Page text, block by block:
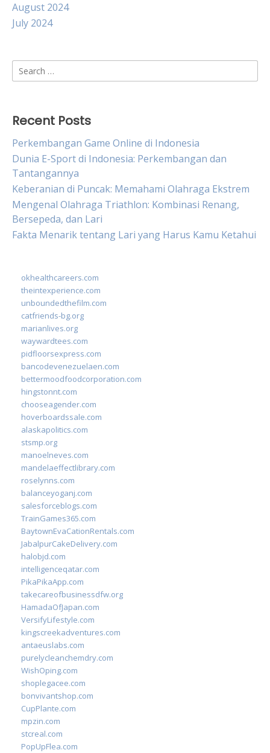
August 2024
July 2024
Search
for:
Recent Posts
Perkembangan Game Online di Indonesia
Dunia E-Sport di Indonesia: Perkembangan dan
Tantangannya
Keberanian di Puncak: Memahami Olahraga Ekstrem
Mengenal Olahraga Triathlon: Kombinasi Renang,
Bersepeda, dan Lari
Fakta Menarik tentang Lari yang Harus Kamu Ketahui
okhealthcareers.com
theintexperience.com
unboundedthefilm.com
catfriends-bg.org
marianlives.org
waywardtees.com
pidfloorsexpress.com
bancodevenezuelaen.com
bettermoodfoodcorporation.com
hingstonnt.com
chooseagender.com
hoverboardssale.com
alaskapolitics.com
stsmp.org
manoelneves.com
mandelaeffectlibrary.com
roselynns.com
balanceyoganj.com
salesforceblogs.com
TrainGames365.com
BaytownEvaCationRentals.com
JabalpurCakeDelivery.com
halobjd.com
intelligenceqatar.com
PikaPikaApp.com
takecareofbusinessdfw.org
HamadaOfJapan.com
VersifyLifestyle.com
kingscreekadventures.com
antaeuslabs.com
purelycleanchemdry.com
WishOping.com
shoplegacee.com
bonvivantshop.com
CupPlante.com
mpzin.com
stcreal.com
PopUpFlea.com